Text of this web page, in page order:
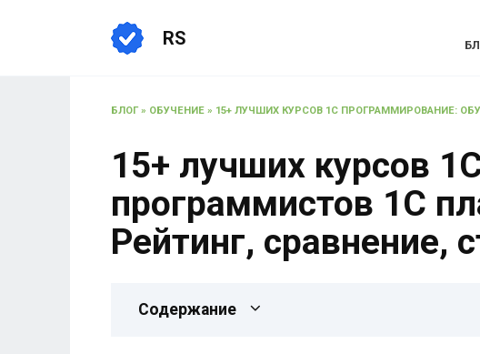
RS
БЛОГ» ОБУЧЕНИЕ » 15+ ЛУЧШИХ КУРСОВ 1С ПРОГРАММИРОВАНИЕ:
15+ лучших курсов
программистов 1С
Рейтинг, сравнение,
Содержание